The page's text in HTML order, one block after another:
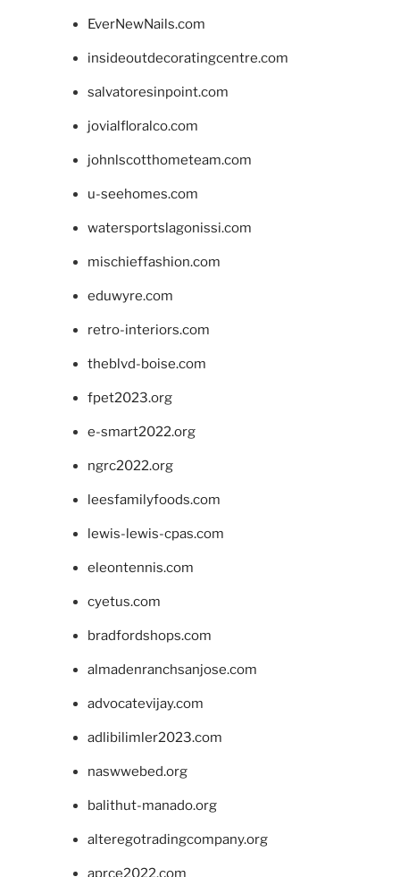
EverNewNails.com
insideoutdecoratingcentre.com
salvatoresinpoint.com
jovialfloralco.com
johnlscotthometeam.com
u-seehomes.com
watersportslagonissi.com
mischieffashion.com
eduwyre.com
retro-interiors.com
theblvd-boise.com
fpet2023.org
e-smart2022.org
ngrc2022.org
leesfamilyfoods.com
lewis-lewis-cpas.com
eleontennis.com
cyetus.com
bradfordshops.com
almadenranchsanjose.com
advocatevijay.com
adlibilimler2023.com
naswwebed.org
balithut-manado.org
alteregotradingcompany.org
aprce2022.com